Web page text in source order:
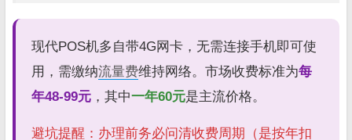
现代POS机多自带4G网卡，无需连接手机即可使
用，需缴纳流量费维持网络。市场收费标准为每
年48-99元 ，其中一年60元是主流价格。
避坑提醒：办理前务必问清收费周期（是按年扣